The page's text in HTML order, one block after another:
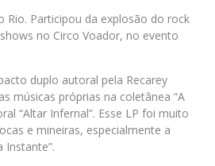
Rio. Participou da explosão do rock
no Circo Voador, no evento
duplo autoral pela Recarey
músicas próprias na coletânea “A
“Altar Infernal”. Esse LP foi muito
e mineiras, especialmente a
Instante”.